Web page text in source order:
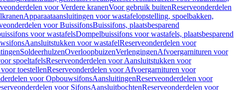
voor Verdere kranenVoor gebruik buitenReserveonderdelen
Apparaataansluitingen voor wastafelopstelling, spoelbakken,
voor BuissifonsBuissifons, plaatsbesparend
voor wastafelsDompelbuissifons voor wastafels, plaatsbesparend
Aansluitstukken voor wastafelReserveonderdelen voor
SoldeerhulzenOverloopbuizenVerlengingenAfvoergarnituren voor
spoeltafelsReserveonderdelen voor Aansluitstukken voor
toestellenReserveonderdelen voor Afvoergarnituren voor
voor OpbouwsifonsAansluitingenReserveonderdelen voor
voor SifonsAansluitbochtenReserveonderdelen voor